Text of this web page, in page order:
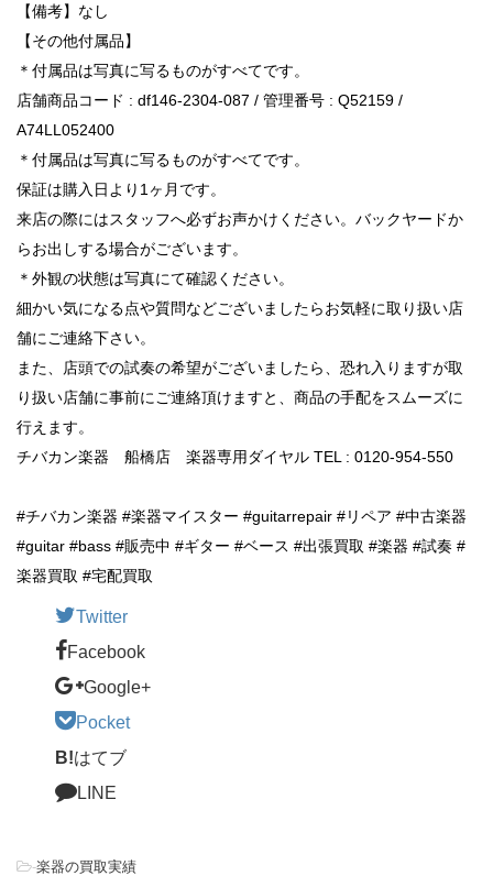
【備考】なし
【その他付属品】
＊付属品は写真に写るものがすべてです。
店舗商品コード : df146-2304-087 / 管理番号 : Q52159 /
A74LL052400
＊付属品は写真に写るものがすべてです。
保証は購入日より1ヶ月です。
来店の際にはスタッフへ必ずお声かけください。バックヤードか
らお出しする場合がございます。
＊外観の状態は写真にて確認ください。
細かい気になる点や質問などございましたらお気軽に取り扱い店
舗にご連絡下さい。
また、店頭での試奏の希望がございましたら、恐れ入りますが取
り扱い店舗に事前にご連絡頂けますと、商品の手配をスムーズに
行えます。
チバカン楽器 船橋店 楽器専用ダイヤル TEL : 0120-954-550
#チバカン楽器 #楽器マイスター #guitarrepair #リペア #中古楽器
#guitar #bass #販売中 #ギター #ベース #出張買取 #楽器 #試奏 #
楽器買取 #宅配買取
Twitter
Facebook
Google+
Pocket
B!はてブ
LINE
-楽器の買取実績